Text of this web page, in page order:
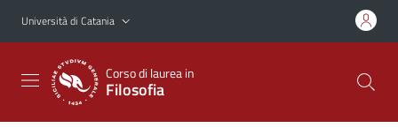
Vai al contenuto principale
Vai al menu di navigazione
Università di Catania
Corso di laurea in
Filosofia